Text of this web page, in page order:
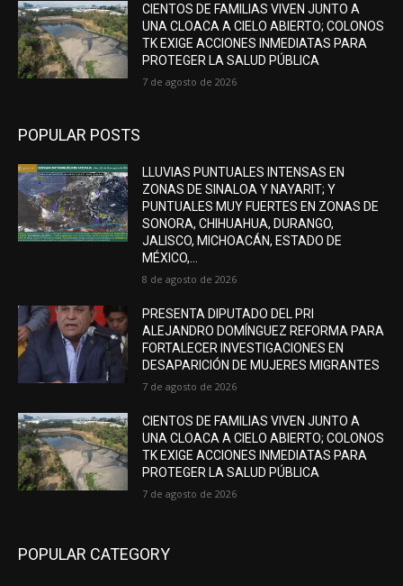
CIENTOS DE FAMILIAS VIVEN JUNTO A
UNA CLOACA A CIELO ABIERTO; COLONOS
TK EXIGE ACCIONES INMEDIATAS PARA
PROTEGER LA SALUD PÚBLICA
7 de agosto de 2026
POPULAR POSTS
LLUVIAS PUNTUALES INTENSAS EN
ZONAS DE SINALOA Y NAYARIT; Y
PUNTUALES MUY FUERTES EN ZONAS DE
SONORA, CHIHUAHUA, DURANGO,
JALISCO, MICHOACÁN, ESTADO DE
MÉXICO,...
8 de agosto de 2026
PRESENTA DIPUTADO DEL PRI
ALEJANDRO DOMÍNGUEZ REFORMA PARA
FORTALECER INVESTIGACIONES EN
DESAPARICIÓN DE MUJERES MIGRANTES
7 de agosto de 2026
CIENTOS DE FAMILIAS VIVEN JUNTO A
UNA CLOACA A CIELO ABIERTO; COLONOS
TK EXIGE ACCIONES INMEDIATAS PARA
PROTEGER LA SALUD PÚBLICA
7 de agosto de 2026
POPULAR CATEGORY